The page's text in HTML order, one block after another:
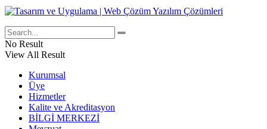
No Result
View All Result
Kurumsal
Üye
Hizmetler
Kalite ve Akreditasyon
BİLGİ MERKEZİ